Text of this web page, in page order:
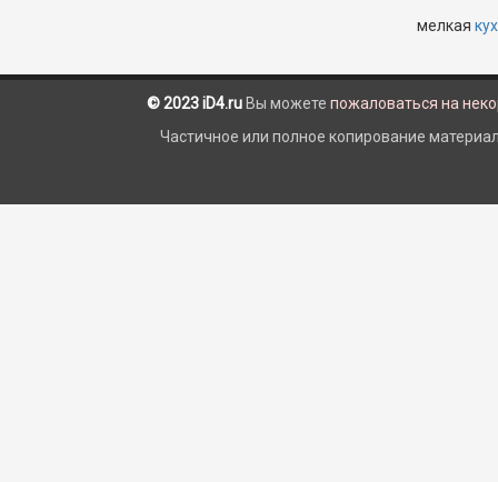
мелкая
© 2023 iD4.ru Вы можете пожаловаться на
Частичное или полное копирование